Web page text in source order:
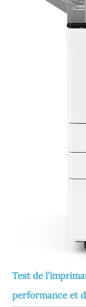
Test de
performance et